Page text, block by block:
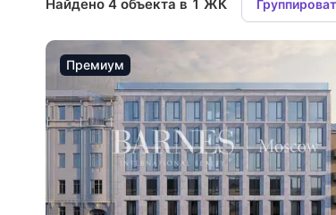
Найдено 4 объекта в 1 ЖК
Премиум